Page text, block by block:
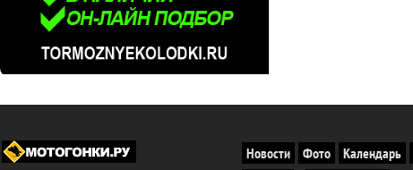
Новости Фото Календарь